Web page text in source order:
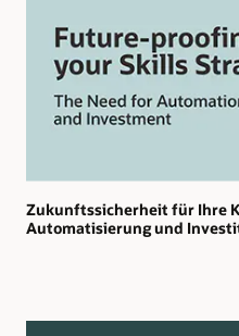
Zukunftssicherheit für Ihre
Automatisierung und